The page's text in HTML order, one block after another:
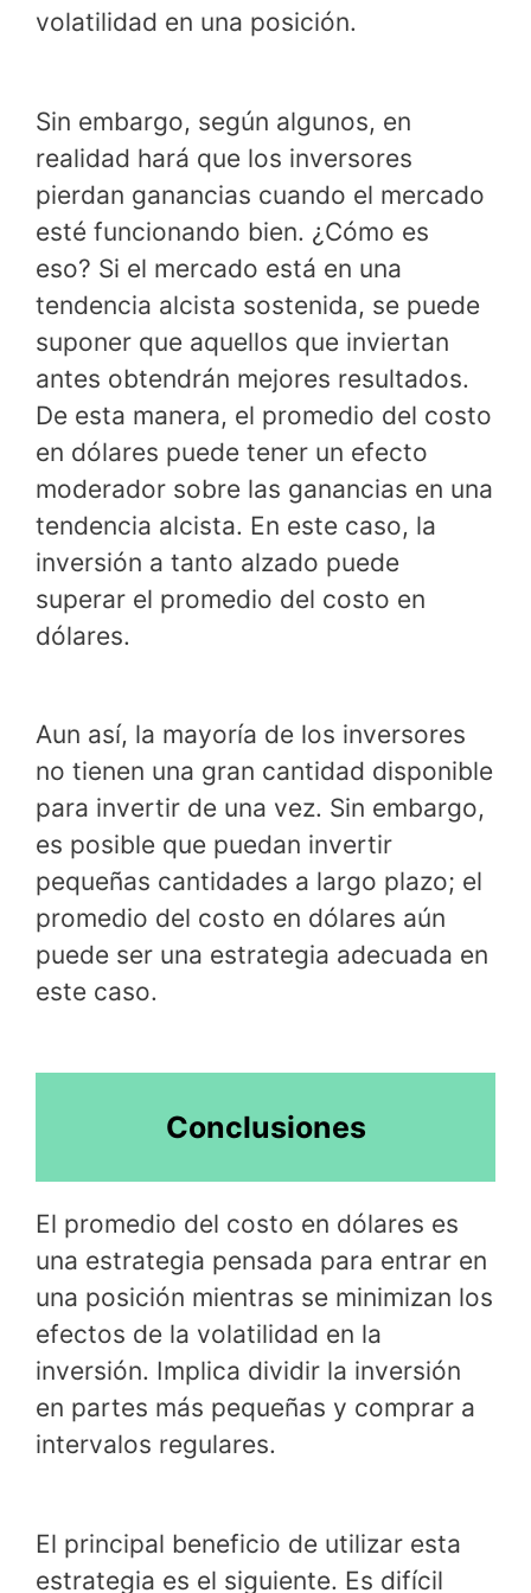
volatilidad en una posición.
Sin embargo, según algunos, en
realidad hará que los inversores
pierdan ganancias cuando el mercado
esté funcionando bien. ¿Cómo es
eso? Si el mercado está en una
tendencia alcista sostenida, se puede
suponer que aquellos que inviertan
antes obtendrán mejores resultados.
De esta manera, el promedio del costo
en dólares puede tener un efecto
moderador sobre las ganancias en una
tendencia alcista. En este caso, la
inversión a tanto alzado puede
superar el promedio del costo en
dólares.
Aun así, la mayoría de los inversores
no tienen una gran cantidad disponible
para invertir de una vez. Sin embargo,
es posible que puedan invertir
pequeñas cantidades a largo plazo; el
promedio del costo en dólares aún
puede ser una estrategia adecuada en
este caso.
Conclusiones
El promedio del costo en dólares es
una estrategia pensada para entrar en
una posición mientras se minimizan los
efectos de la volatilidad en la
inversión. Implica dividir la inversión
en partes más pequeñas y comprar a
intervalos regulares.
El principal beneficio de utilizar esta
estrategia es el siguiente. Es difícil